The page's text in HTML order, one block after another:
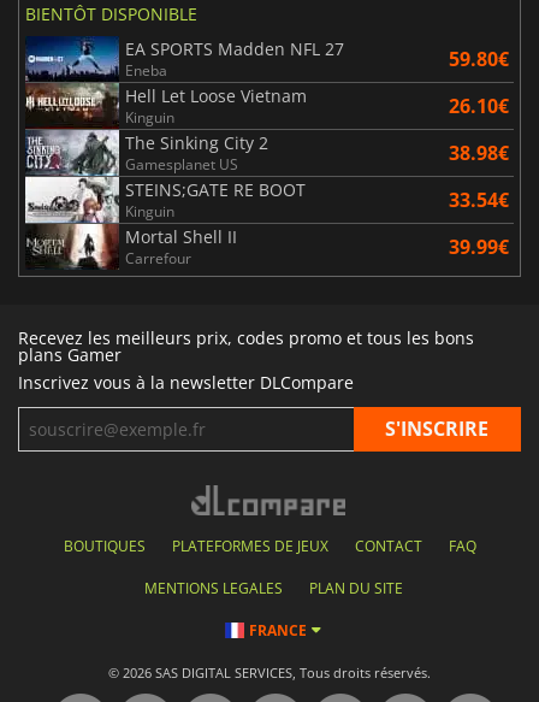
BIENTÔT DISPONIBLE
EA SPORTS Madden NFL 27
Eneba 59.80€
Hell Let Loose Vietnam
Kinguin 26.10€
The Sinking City 2
Gamesplanet US 38.98€
STEINS;GATE RE BOOT
Kinguin 33.54€
Mortal Shell II
Carrefour 39.99€
Recevez les meilleurs prix, codes promo et tous les bons
plans Gamer
Inscrivez vous à la newsletter DLCompare
BOUTIQUES PLATEFORMES DE JEUX CONTACT FAQ
MENTIONS LEGALES PLAN DU SITE
FRANCE
© 2026 SAS DIGITAL SERVICES, Tous droits réservés.